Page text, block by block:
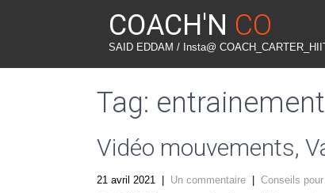
COACH'N CO
SAID EDDAM / Insta@
Tag: entrainement
Vidéo mouvements,
21 avril 2021 Un commentaire Conseils